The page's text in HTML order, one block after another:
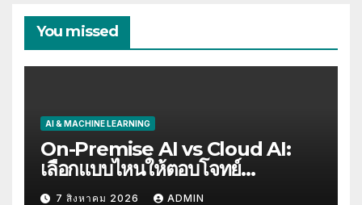
You missed
AI & MACHINE LEARNING
On-Premise AI vs Cloud AI:
เลือกแบบไหนให้ตอบโจทย์
Compliance
7 สิงหาคม 2026 ADMIN